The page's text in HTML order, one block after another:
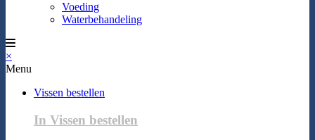
Voeding
Waterbehandeling
×
Menu
Vissen bestellen
In Vissen bestellen